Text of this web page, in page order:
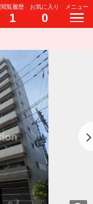
閲覧履歴
1
お気に入り
0
メニュー